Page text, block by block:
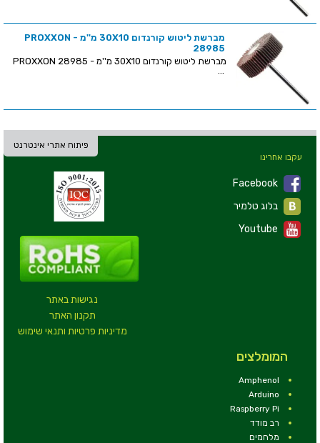
מברשת ליטוש קורנדום 30X10 מ''מ - PROXXON
28985
מברשת ליטוש קורנדום 30X10 מ''מ - PROXXON 28985
פיתוח אתרי אינטרנט
נגישות באתר
תקנון האתר
מדיניות פרטיות ותנאי שימוש
עקבו אחרינו
Facebook
Youtube
המומלצים
Amphenol
Arduino
Raspberry Pi
רב מודד
מלחמים